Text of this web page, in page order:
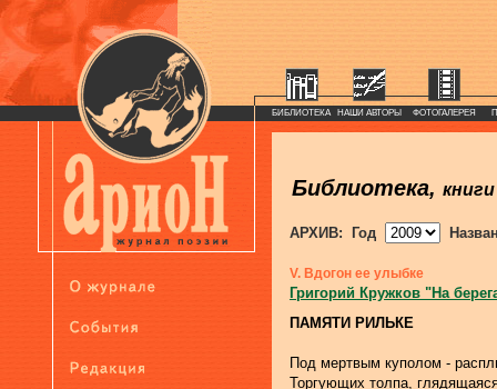
БИБЛИОТЕКА НАШИ АВТОРЫ ФОТОГАЛЕРЕЯ
Библиотека, книги
АРХИВ: Год
V. Вдогон ее улыбке
Григорий Кружков "На
ПАМЯТИ РИЛЬКЕ
Под мертвым куполом -
Торгующих толпа,